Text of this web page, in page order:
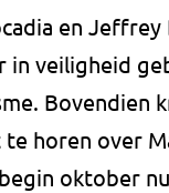
en Jeffrey
in veiligheid
Bovendien
horen over
oktober